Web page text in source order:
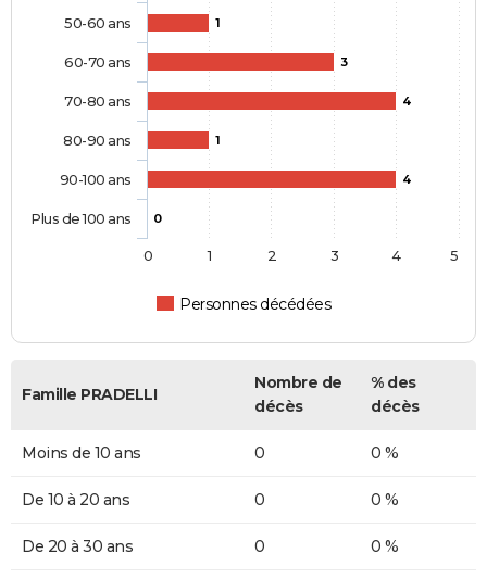
1
3
4
1
4
0
Personnes décédées
50-60 ans
60-70 ans
70-80 ans
80-90 ans
90-100 ans
Plus de 100 ans
0 1 2 3 4 5
Famille PRADELLI
Nombre de
décès
% des
décès
Moins de 10 ans 0 0 %
De 10 à 20 ans 0 0 %
De 20 à 30 ans 0 0 %